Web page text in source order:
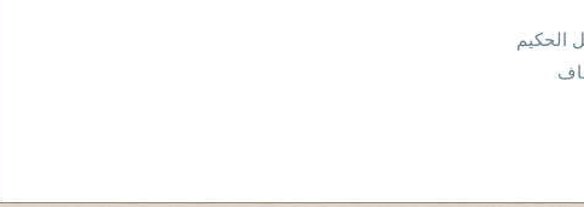
الحكيم